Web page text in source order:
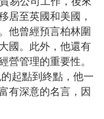
居至英國和美國，
他曾經預言柏林圍
國。此外，他還有
營管理的重要性。
起點到終點，他一
有深意的名言，因